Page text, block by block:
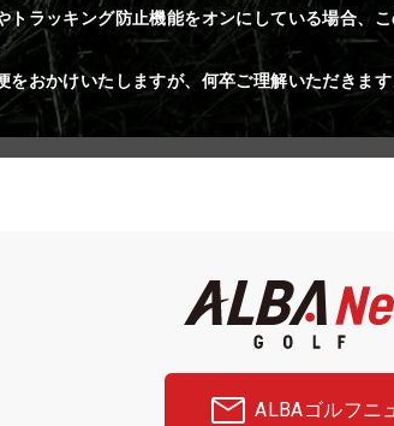
トラッキング防止機能をオンにしている場合、
をおかけいたしますが、何卒ご理解いただきます
ALBAゴルフニ